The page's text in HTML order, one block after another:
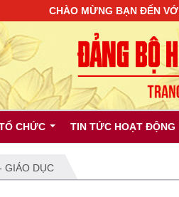
CHỨC TIN TỨC HOẠT ĐỘNG
CHÀO MỪNG BẠN ĐẾN VỚI
GIÁO DỤC